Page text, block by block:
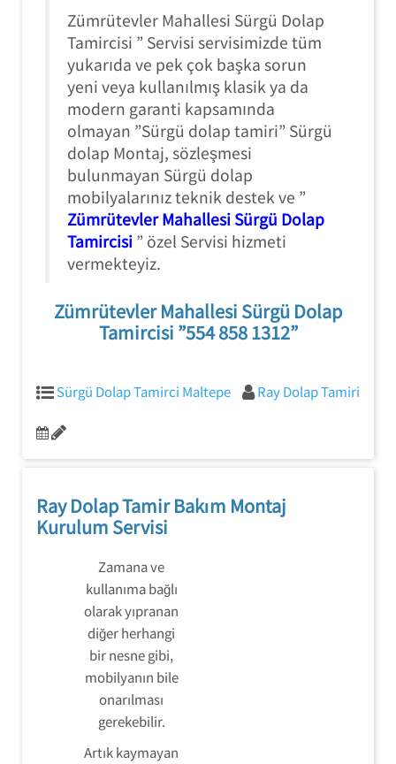
Zümrütevler Mahallesi Sürgü Dolap
Tamircisi ” Servisi servisimizde tüm
yukarıda ve pek çok başka sorun
yeni veya kullanılmış klasik ya da
modern garanti kapsamında
olmayan ”Sürgü dolap tamiri” Sürgü
dolap Montaj, sözleşmesi
bulunmayan Sürgü dolap
mobilyalarınız teknik destek ve ”
Zümrütevler Mahallesi Sürgü Dolap
Tamircisi ” özel Servisi hizmeti
vermekteyiz.
Zümrütevler Mahallesi Sürgü Dolap
Tamircisi ”554 858 1312”
Sürgü Dolap Tamirci Maltepe Ray Dolap Tamiri
Ray Dolap Tamir Bakım Montaj
Kurulum Servisi
Zamana ve
kullanıma bağlı
olarak yıpranan
diğer herhangi
bir nesne gibi,
mobilyanın bile
onarılması
gerekebilir.
Artık kaymayan